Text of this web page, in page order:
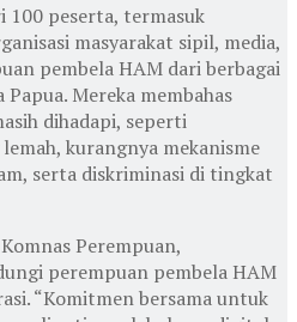
100 peserta, termasuk
masyarakat sipil, media,
pembela HAM dari berbagai
Mereka membahas
dihadapi, seperti
kurangnya mekanisme
serta diskriminasi di tingkat
Perempuan,
perempuan pembela HAM
“Komitmen bersama untuk